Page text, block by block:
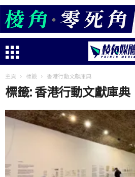
主頁 標籤 香港行動文獻庫典
標籤: 香港行動文獻庫典